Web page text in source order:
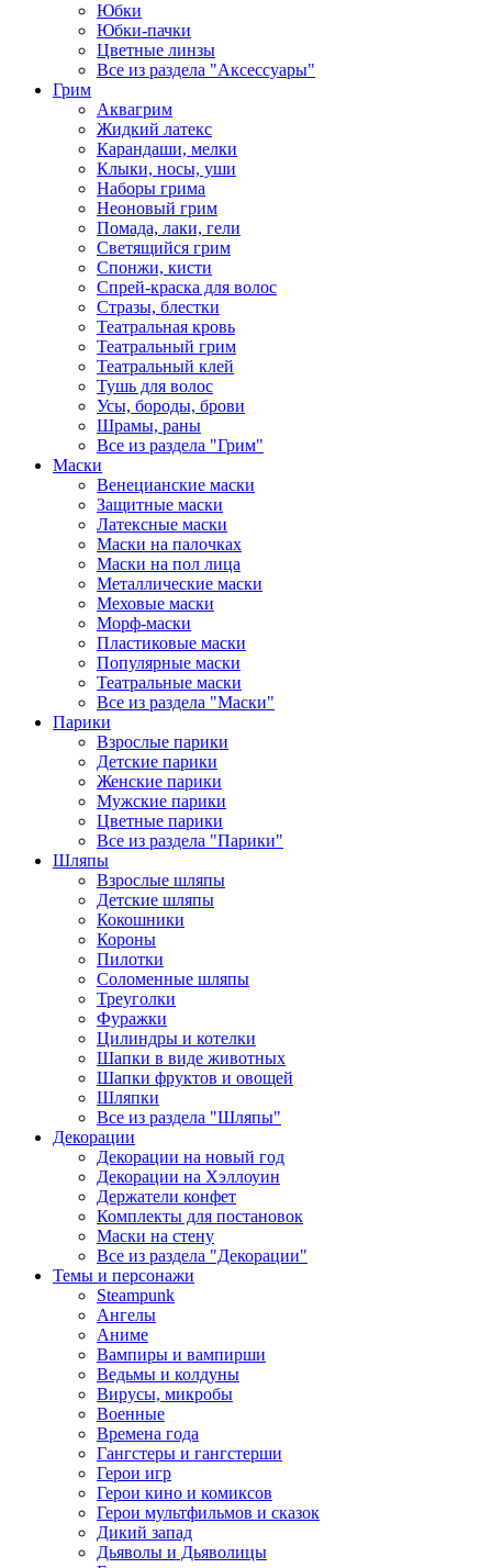
Юбки
Юбки-пачки
Цветные линзы
Все из раздела "Аксессуары"
Грим
Аквагрим
Жидкий латекс
Карандаши, мелки
Клыки, носы, уши
Наборы грима
Неоновый грим
Помада, лаки, гели
Светящийся грим
Спонжи, кисти
Спрей-краска для волос
Стразы, блестки
Театральная кровь
Театральный грим
Театральный клей
Тушь для волос
Усы, бороды, брови
Шрамы, раны
Все из раздела "Грим"
Маски
Венецианские маски
Защитные маски
Латексные маски
Маски на палочках
Маски на пол лица
Металлические маски
Меховые маски
Морф-маски
Пластиковые маски
Популярные маски
Театральные маски
Все из раздела "Маски"
Парики
Взрослые парики
Детские парики
Женские парики
Мужские парики
Цветные парики
Все из раздела "Парики"
Шляпы
Взрослые шляпы
Детские шляпы
Кокошники
Короны
Пилотки
Соломенные шляпы
Треуголки
Фуражки
Цилиндры и котелки
Шапки в виде животных
Шапки фруктов и овощей
Шляпки
Все из раздела "Шляпы"
Декорации
Декорации на новый год
Декорации на Хэллоуин
Держатели конфет
Комплекты для постановок
Маски на стену
Все из раздела "Декорации"
Темы и персонажи
Steampunk
Ангелы
Аниме
Вампиры и вампирши
Ведьмы и колдуны
Вирусы, микробы
Военные
Времена года
Гангстеры и гангстерши
Герои игр
Герои кино и комиксов
Герои мультфильмов и сказок
Дикий запад
Дьяволы и Дьяволицы